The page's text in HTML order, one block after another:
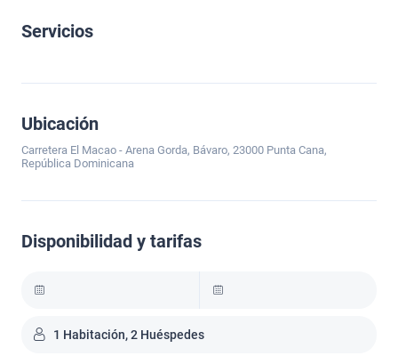
Servicios
Ubicación
Carretera El Macao - Arena Gorda, Bávaro, 23000 Punta Cana,
República Dominicana
Disponibilidad y tarifas
1 Habitación, 2 Huéspedes